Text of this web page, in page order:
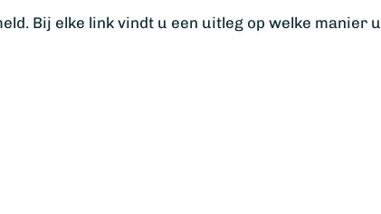
Bij elke link vindt u een uitleg op welke manier